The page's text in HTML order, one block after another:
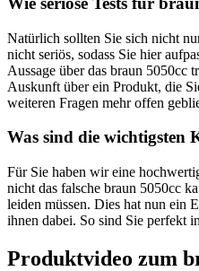
Natürlich sollten Sie sich nicht
nicht seriös, sodass Sie hier
Aussage über das braun 5050cc
Auskunft über ein Produkt, die
weiteren Fragen mehr offen
Was sind die wichtigsten
Für Sie haben wir eine
nicht das falsche braun 5050cc
leiden müssen. Dies hat nun ein
ihnen dabei. So sind Sie perfekt
Produktvideo zum